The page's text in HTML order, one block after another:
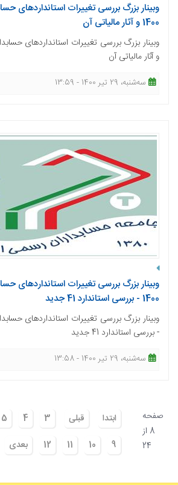
وبینار بزرگ بررسی تغییرات استانداردهای
1400 و آثار مالیاتی آن
و آثار مالیاتی آن
ﺳﻪشنبه، 29 تیر 1400 - 13:59
وبینار بزرگ بررسی تغییرات استانداردهای
1400 - بررسی استاندارد 41 جدید
- بررسی استاندارد 41 جدید
ﺳﻪشنبه، 29 تیر 1400 - 13:58
صفحه
8 از
24
ابتدا قبلی 3
4
5
9
10
11
12 بعدی